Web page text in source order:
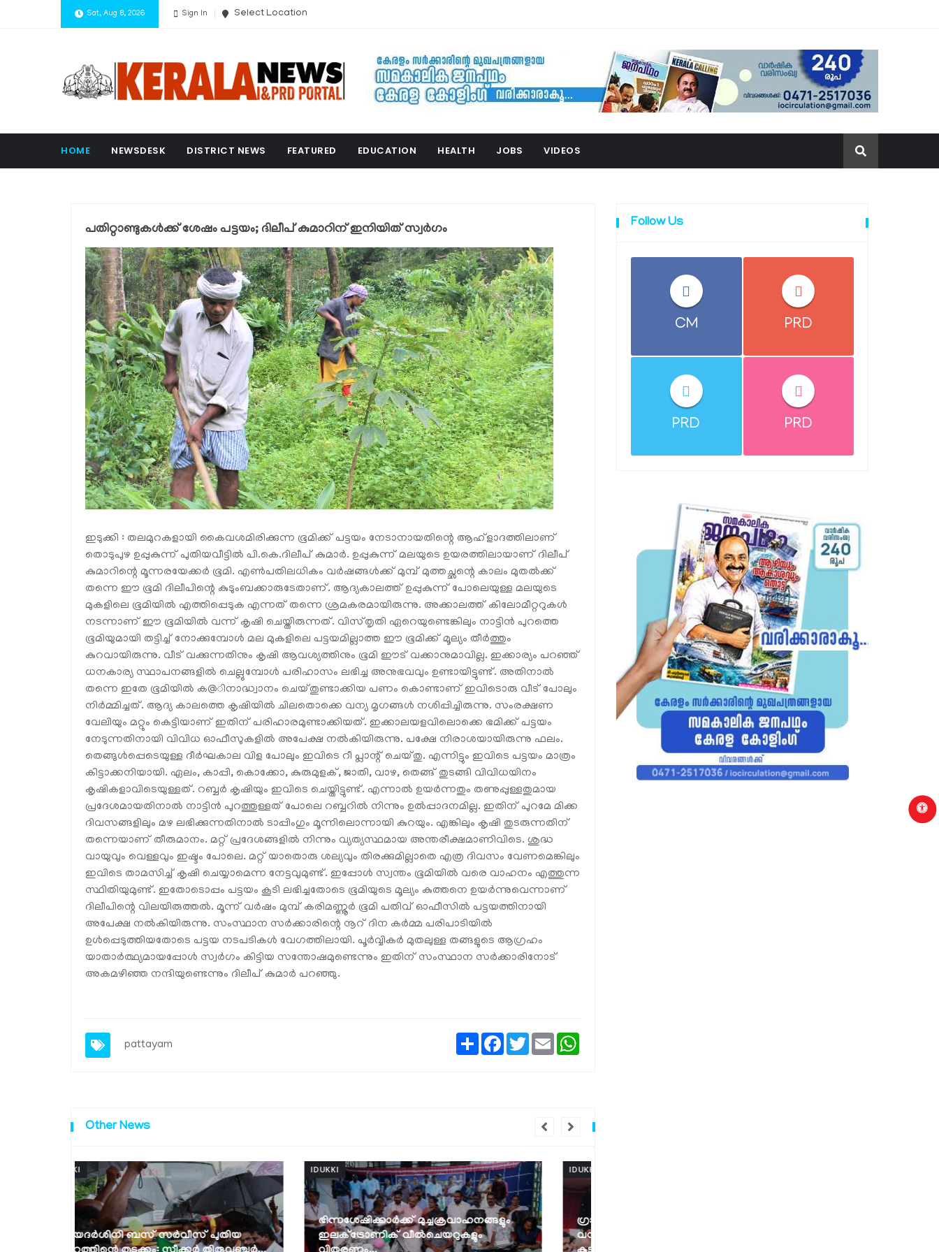
Sat, Aug 8, 2026 Sign In Select Location
HOME NEWSDESK DISTRICT NEWS FEATURED EDUCATION HEALTH JOBS VIDEOS
പതിറ്റാണ്ടുകള്‍ക്ക് ശേഷം പട്ടയം; ദിലീപ് കുമാറിന് ഇനിയിത് സ്വര്‍ഗം
ഇടുക്കി : തലമുറകളായി കൈവശമിരിക്കുന്ന ഭൂമിക്ക് പട്ടയം നേടാനായതിന്റെ ആഹ്‌ളാദത്തിലാണ്
തൊടുപുഴ ഉപ്പുകുന്ന് പുതിയവീട്ടില്‍ പി.കെ.ദിലീപ് കുമാര്‍. ഉപ്പുകുന്ന് മലയുടെ ഉയരത്തിലായാണ് ദിലീപ്
കുമാറിന്റെ മൂന്നരയേക്കര്‍ ഭൂമി. എണ്‍പതിലധികം വര്‍ഷങ്ങള്‍ക്ക് മുമ്പ് മുത്തച്ഛന്റെ കാലം മുതല്‍ക്ക്
തന്നെ ഈ ഭൂമി ദിലീപിന്റെ കുടുംബക്കാരുടേതാണ്. ആദ്യകാലത്ത് ഉപ്പുകുന്ന് പോലെയുള്ള മലയുടെ
മുകളിലെ ഭൂമിയില്‍ എത്തിപ്പെടുക എന്നത് തന്നെ ശ്രമകരമായിരുന്നു. അക്കാലത്ത് കിലോമീറ്ററുകള്‍
നടന്നാണ് ഈ ഭൂമിയില്‍ വന്ന് കൃഷി ചെയ്തിരുന്നത്. വിസ്തൃതി ഏറെയുണ്ടെങ്കിലും നാട്ടിന്‍ പുറത്തെ
ഭൂമിയുമായി തട്ടിച്ച് നോക്കുമ്പോള്‍ മല മുകളിലെ പട്ടയമില്ലാത്ത ഈ ഭൂമിക്ക് മൂല്യം തീര്‍ത്തും
കുറവായിരുന്നു. വീട് വക്കുന്നതിനും കൃഷി ആവശ്യത്തിനും ഭൂമി ഈട് വക്കാനുമാവില്ല. ഇക്കാര്യം പറഞ്ഞ്
ധനകാര്യ സ്ഥാപനങ്ങളില്‍ ചെല്ലുമ്പോള്‍ പരിഹാസം ലഭിച്ച അനുഭവവും ഉണ്ടായിട്ടുണ്ട്. അതിനാല്‍
തന്നെ ഇതേ ഭൂമിയില്‍ ക@ിനാദ്ധ്വാനം ചെയ്തുണ്ടാക്കിയ പണം കൊണ്ടാണ് ഇവിടൊരു വീട് പോലും
നിര്‍മ്മിച്ചത്. ആദ്യ കാലത്തെ കൃഷിയില്‍ ചിലതൊക്കെ വന്യ മൃഗങ്ങള്‍ നശിപ്പിച്ചിരുന്നു. സംരക്ഷണ
വേലിയും മറ്റും കെട്ടിയാണ് ഇതിന് പരിഹാരമുണ്ടാക്കിയത്. ഇക്കാലയളവിലൊക്കെ ഭമിക്ക് പട്ടയം
നേടുന്നതിനായി വിവിധ ഓഫീസുകളില്‍ അപേക്ഷ നല്‍കിയിരുന്നു. പക്ഷേ നിരാശയായിരുന്നു ഫലം.
തെങ്ങുള്‍പ്പെടെയുള്ള ദീര്‍ഘകാല വിള പോലും ഇവിടെ റീ പ്ലാന്റ് ചെയ്തു. എന്നിട്ടും ഇവിടെ പട്ടയം മാത്രം
കിട്ടാക്കനിയായി. ഏലം, കാപ്പി, കൊക്കോ, കുരുമുളക്, ജാതി, വാഴ, തെങ്ങ് തുടങ്ങി വിവിധയിനം
കൃഷികളാവിടെയുള്ളത്. റബ്ബര്‍ കൃഷിയും ഇവിടെ ചെയ്തിട്ടുണ്ട്. എന്നാല്‍ ഉയര്‍ന്നതും തണുപ്പുള്ളതുമായ
പ്രദേശമായതിനാല്‍ നാട്ടിന്‍ പുറത്തുള്ളത് പോലെ റബ്ബറില്‍ നിന്നും ഉല്‍പ്പാദനമില്ല. ഇതിന് പുറമേ മിക്ക
ദിവസങ്ങളിലും മഴ ലഭിക്കുന്നതിനാല്‍ ടാപ്പിംഗും മൂന്നിലൊന്നായി കുറയും. എങ്കിലും കൃഷി തുടരുന്നതിന്
തന്നെയാണ് തീരുമാനം. മറ്റ് പ്രദേശങ്ങളില്‍ നിന്നും വ്യത്യസ്ഥമായ അന്തരീക്ഷമാണിവിടെ. ശുദ്ധ
വായുവും വെള്ളവും ഇഷ്ടം പോലെ. മറ്റ് യാതൊരു ശല്യവും തിരക്കുമില്ലാതെ എത്ര ദിവസം വേണമെങ്കിലും
ഇവിടെ താമസിച്ച് കൃഷി ചെയ്യാമെന്ന നേട്ടവുമുണ്ട്. ഇപ്പോള്‍ സ്വന്തം ഭൂമിയില്‍ വരെ വാഹനം എത്തുന്ന
സ്ഥിതിയുമുണ്ട്. ഇതോടൊപ്പം പട്ടയം കൂടി ലഭിച്ചതോടെ ഭൂമിയുടെ മൂല്യം കുത്തനെ ഉയര്‍ന്നുവെന്നാണ്
ദിലീപിന്റെ വിലയിരുത്തല്‍. മൂന്ന് വര്‍ഷം മുമ്പ് കരിമണ്ണൂര്‍ ഭൂമി പതിവ് ഓഫീസില്‍ പട്ടയത്തിനായി
അപേക്ഷ നല്‍കിയിരുന്നു. സംസ്ഥാന സര്‍ക്കാരിന്റെ നൂറ് ദിന കര്‍മ്മ പരിപാടിയില്‍
ഉള്‍പ്പെടുത്തിയതോടെ പട്ടയ നടപടികള്‍ വേഗത്തിലായി. പൂര്‍വ്വികര്‍ മുതലുള്ള തങ്ങളുടെ ആഗ്രഹം
യാതാര്‍ത്ഥ്യമായപ്പോള്‍ സ്വര്‍ഗം കിട്ടിയ സന്തോഷമുണ്ടെന്നും ഇതിന് സംസ്ഥാന സര്‍ക്കാരിനോട്
അകമഴിഞ്ഞ നന്ദിയുണ്ടെന്നും ദിലീപ് കുമാര്‍ പറഞ്ഞു.
pattayam
ShareFacebook
TwitterEmail
Other News
IDUKKI
ഭിന്നശേഷിക്കാര്‍ക്ക് മുച്ചക്രവാഹനങ്ങളും
ഇലക്ട്രോണിക് വീല്‍ചെയറുകളും
IDUKKI
ഗ്രാമീണ യാത്രാക്ലേശത്തിന് പരിഹാരവും
വനിതാ സംരംഭകർക്ക് തുണയുമായി
Follow Us
CM PRD
PRD PRD